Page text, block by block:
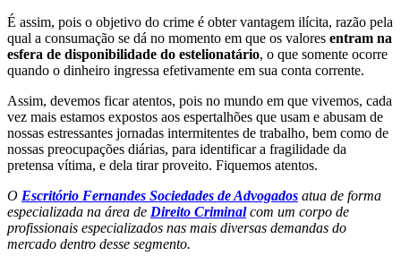
É assim, pois o objetivo do crime é obter vantagem ilícita, razão pela
qual a consumação se dá no momento em que os valores entram na
esfera de disponibilidade do estelionatário, o que somente ocorre
quando o dinheiro ingressa efetivamente em sua conta corrente.
Assim, devemos ficar atentos, pois no mundo em que vivemos, cada
vez mais estamos expostos aos espertalhões que usam e abusam de
nossas estressantes jornadas intermitentes de trabalho, bem como de
nossas preocupações diárias, para identificar a fragilidade da
pretensa vítima, e dela tirar proveito. Fiquemos atentos.
O Escritório Fernandes Sociedades de Advogados atua de forma
especializada na área de Direito Criminalcom um corpo de
profissionais especializados nas mais diversas demandas do
mercado dentro desse segmento.